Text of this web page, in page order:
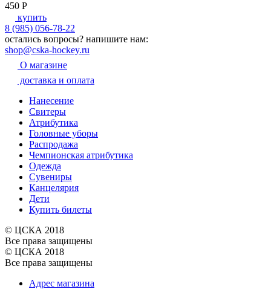
450 P
купить
8 (985) 056-78-22
остались вопросы? напишите нам:
shop@cska-hockey.ru
О магазине
доставка и оплата
Нанесение
Свитеры
Атрибутика
Головные уборы
Распродажа
Чемпионская атрибутика
Одежда
Сувениры
Канцелярия
Дети
Купить билеты
© ЦСКА 2018
Все права защищены
© ЦСКА 2018
Все права защищены
Адрес магазина